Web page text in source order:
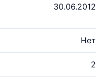
30.06.2012
Нет
2